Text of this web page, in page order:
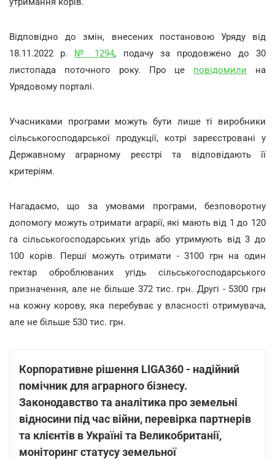
Відповідно до змін, внесених постановою Уряду від
18.11.2022 р. № 1294, подачу за продовжено до 30
листопада поточного року. Про це повідомили на
Урядовому порталі.
Учасниками програми можуть бути лише ті виробники
сільськогосподарської продукції, котрі зареєстровані у
Державному аграрному реєстрі та відповідають її
критеріям.
Нагадаємо, що за умовами програми, безповоротну
допомогу можуть отримати аграрії, які мають від 1 до 120
га сільськогосподарських угідь або утримують від 3 до
100 корів. Перші можуть отримати - 3100 грн на один
гектар оброблюваних угідь сільськогосподарського
призначення, але не більше 372 тис. грн. Другі - 5300 грн
на кожну корову, яка перебуває у власності отримувача,
але не більше 530 тис. грн.
Корпоративне рішення LIGA360 - надійний
помічник для аграрного бізнесу.
Законодавство та аналітика про земельні
відносини під час війни, перевірка партнерів
та клієнтів в Україні та Великобританії,
моніторинг статусу земельної